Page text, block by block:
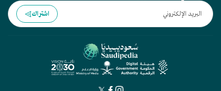
اشتراك